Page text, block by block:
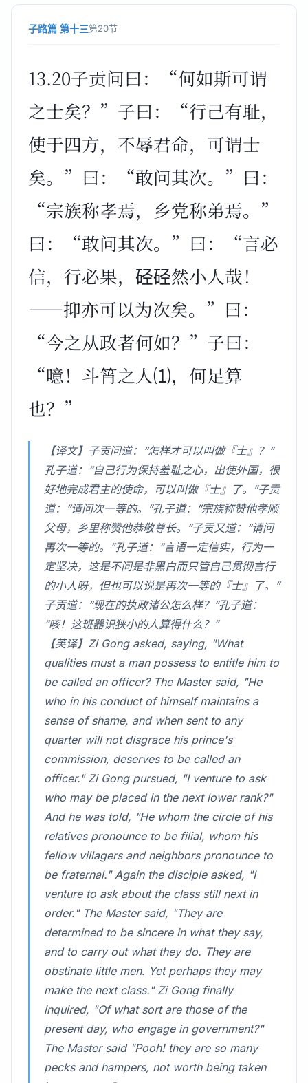
子路篇 第十三第20节
13.20子贡问曰：“何如斯可谓
之士矣？”子曰：“行己有耻，
使于四方，不辱君命，可谓士
矣。”曰：“敢问其次。”曰：
“宗族称孝焉，乡党称弟焉。”
曰：“敢问其次。”曰：“言必
信，行必果，硁硁然小人哉！
——抑亦可以为次矣。”曰：
“今之从政者何如？”子曰：
“噫！斗筲之人⑴，何足算
也？”
【译文】子贡问道：“怎样才可以叫做『士』？”
孔子道：“自己行为保持羞耻之心，出使外国，很
好地完成君主的使命，可以叫做『士』了。”子贡
道：“请问次一等的。”孔子道：“宗族称赞他孝顺
父母，乡里称赞他恭敬尊长。”子贡又道：“请问
再次一等的。”孔子道：“言语一定信实，行为一
定坚决，这是不问是非黑白而只管自己贯彻言行
的小人呀，但也可以说是再次一等的『士』了。”
子贡道：“现在的执政诸公怎么样？”孔子道：
“咳！这班器识狭小的人算得什么？”
【英译】Zi Gong asked, saying, "What
qualities must a man possess to entitle him to
be called an officer? The Master said, "He
who in his conduct of himself maintains a
sense of shame, and when sent to any
quarter will not disgrace his prince's
commission, deserves to be called an
officer." Zi Gong pursued, "I venture to ask
who may be placed in the next lower rank?"
And he was told, "He whom the circle of his
relatives pronounce to be filial, whom his
fellow villagers and neighbors pronounce to
be fraternal." Again the disciple asked, "I
venture to ask about the class still next in
order." The Master said, "They are
determined to be sincere in what they say,
and to carry out what they do. They are
obstinate little men. Yet perhaps they may
make the next class." Zi Gong finally
inquired, "Of what sort are those of the
present day, who engage in government?"
The Master said "Pooh! they are so many
pecks and hampers, not worth being taken